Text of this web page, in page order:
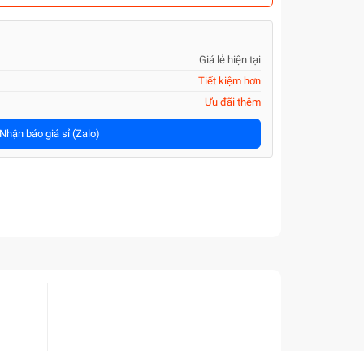
Giá lẻ hiện tại
Tiết kiệm hơn
Ưu đãi thêm
Nhận báo giá sỉ (Zalo)